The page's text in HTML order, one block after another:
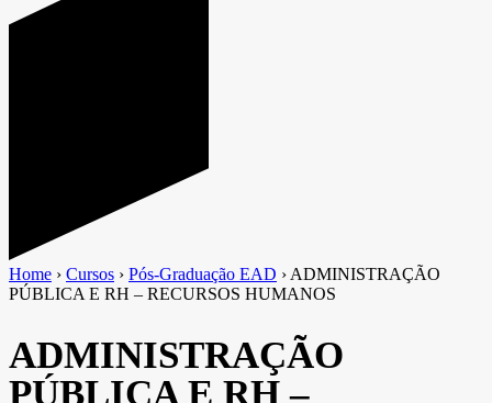
Home › Cursos › Pós-Graduação EAD › ADMINISTRAÇÃO
PÚBLICA E RH – RECURSOS HUMANOS
ADMINISTRAÇÃO
PÚBLICA E RH –